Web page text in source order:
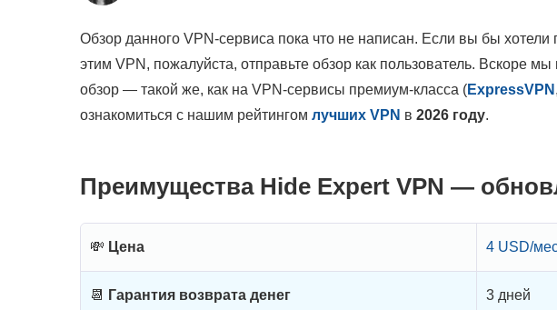
Обзор данного VPN-сервиса пока что не написан. Если вы бы
этим VPN, пожалуйста, отправьте обзор как пользователь. Вскоре
обзор — такой же, как на VPN-сервисы премиум-класса (ExpressVPN ,
ознакомиться с нашим рейтингом лучших VPN в 2026 году.
Преимущества Hide Expert VPN —
💸 Цена 4 USD/
📆 Гарантия возврата денег 3 дней